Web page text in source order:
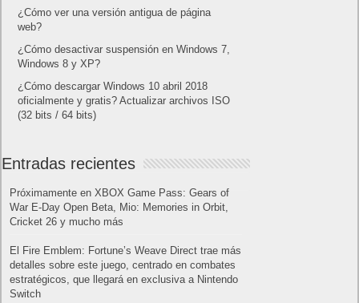
¿Cómo ver una versión antigua de página
web?
¿Cómo desactivar suspensión en Windows 7,
Windows 8 y XP?
¿Cómo descargar Windows 10 abril 2018
oficialmente y gratis? Actualizar archivos ISO
(32 bits / 64 bits)
Entradas recientes
Próximamente en XBOX Game Pass: Gears of
War E-Day Open Beta, Mio: Memories in Orbit,
Cricket 26 y mucho más
El Fire Emblem: Fortune’s Weave Direct trae más
detalles sobre este juego, centrado en combates
estratégicos, que llegará en exclusiva a Nintendo
Switch